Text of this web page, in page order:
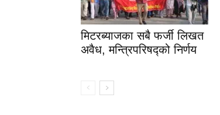
मिटरब्याजका सबै फर्जी लिखत
अवैध, मन्त्रिपरिषद्को निर्णय